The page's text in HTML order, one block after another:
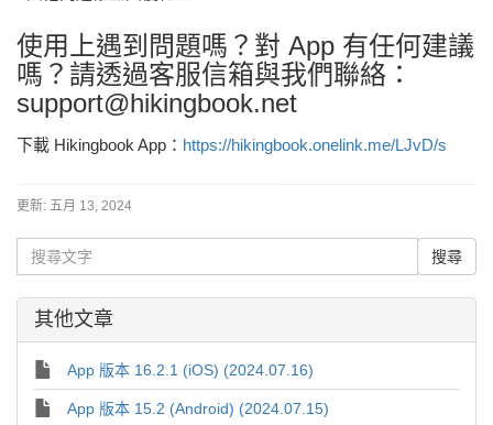
使用上遇到問題嗎？對 App 有任何建議
嗎？請透過客服信箱與我們聯絡：
support@hikingbook.net
下載 Hikingbook App： https://hikingbook.onelink.me/LJvD/s
更新: 五月 13, 2024
其他文章
App 版本 16.2.1 (iOS) (2024.07.16)
App 版本 15.2 (Android) (2024.07.15)